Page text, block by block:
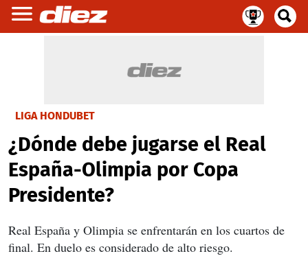
LIGA HONDUBET
¿Dónde debe jugarse el Real
España-Olimpia por Copa
Presidente?
Real España y Olimpia se enfrentarán en los cuartos de
final. En duelo es considerado de alto riesgo.